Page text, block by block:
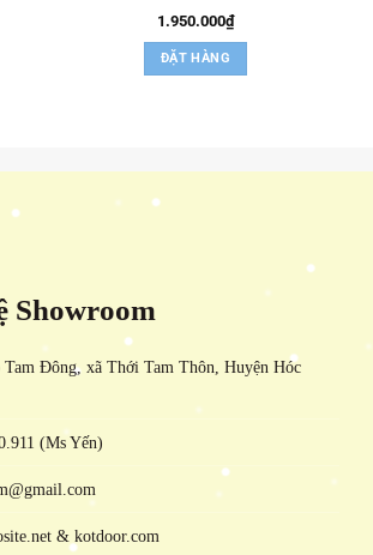
1.950.000₫
ĐẶT HÀNG
Showroom
Đông, xã Thới Tam Thôn, Huyện Hóc
(Ms Yến)
& kotdoor.com